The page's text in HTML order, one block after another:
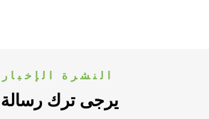
النشرة
يرجى ترك رسالة